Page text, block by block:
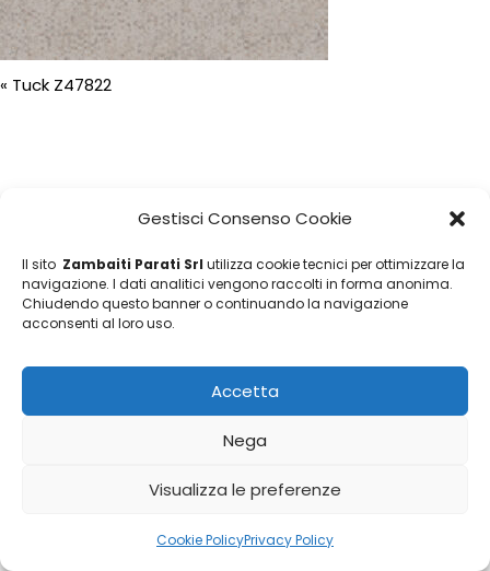
Gestisci Consenso Cookie
Il sito Zambaiti Parati Srl utilizza cookie tecnici per ottimizzare la
navigazione. I dati analitici vengono raccolti in forma anonima.
Chiudendo questo banner o continuando la navigazione
acconsenti al loro uso.
Accetta
Nega
Visualizza le preferenze
Cookie PolicyPrivacy Policy
« Tuck Z47822